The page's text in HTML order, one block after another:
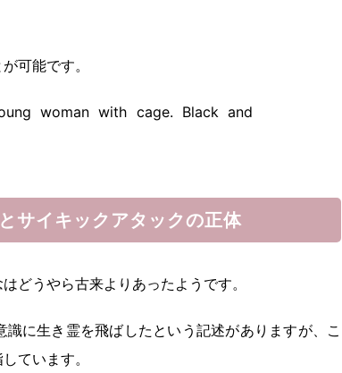
可能です。
サイキックアタックの正体
どうやら古来よりあったようです。
に生き霊を飛ばしたという記述がありますが、こ
ています。